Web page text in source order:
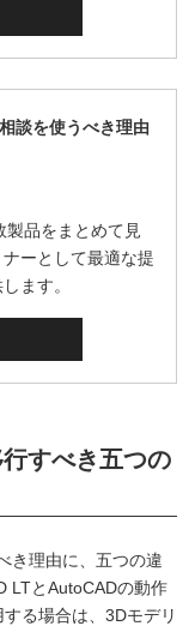
談を使うべき理由
製品をまとめて見
ーとして最適な提
ます。
すべき五つの
き理由に、五つの違
LTとAutoCADの動作
る場合は、3Dモデリ